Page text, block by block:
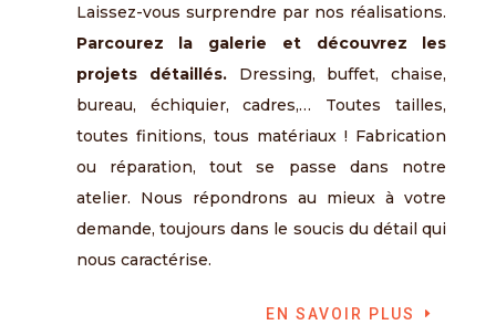
Laissez-vous surprendre par nos réalisations.
Parcourez la galerie et découvrez les
projets détaillés.Dressing, buffet, chaise,
bureau, échiquier, cadres,… Toutes tailles,
toutes finitions, tous matériaux ! Fabrication
ou réparation, tout se passe dans notre
atelier. Nous répondrons au mieux à votre
demande, toujours dans le soucis du détail qui
nous caractérise.
EN SAVOIR PLUS